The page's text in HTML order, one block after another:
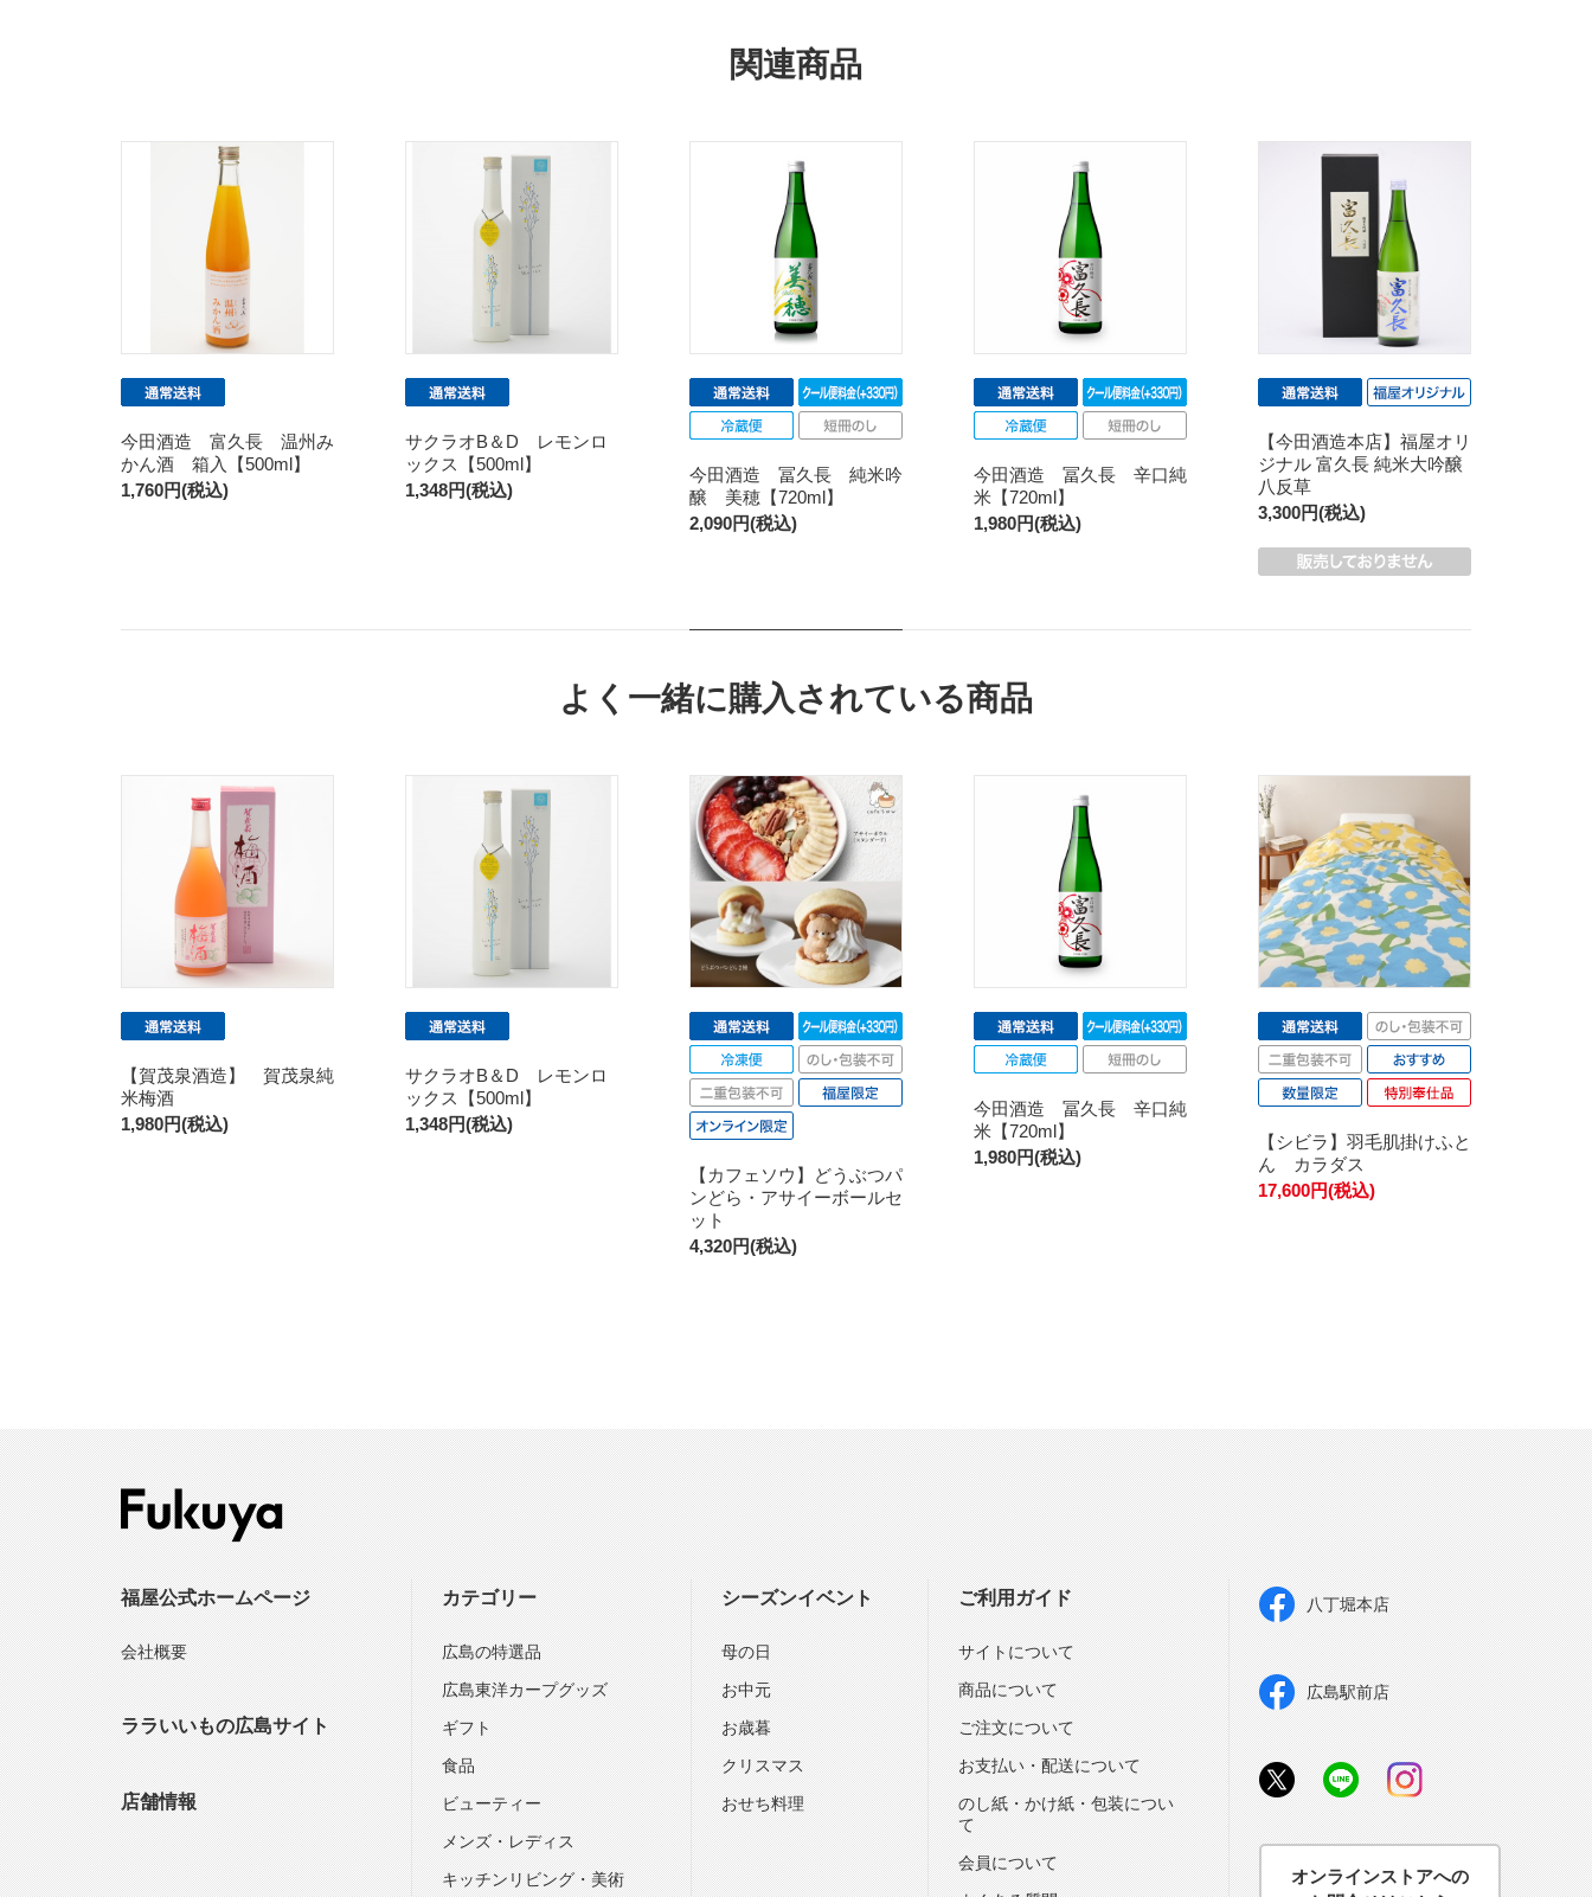
関連商品
今田酒造 富久長 温州み
かん酒 箱入【500ml】
1,760円(税込)
サクラオB＆D レモンロ
ックス【500ml】
1,348円(税込)
今田酒造 冨久長 純米吟
醸 美穂【720ml】
2,090円(税込)
今田酒造 冨久長 辛口純
米【720ml】
1,980円(税込)
【今田酒造本店】福屋オリ
ジナル 富久長 純米大吟醸
八反草
3,300円(税込)
よく一緒に購入されている商品
【賀茂泉酒造】 賀茂泉純
米梅酒
1,980円(税込)
サクラオB＆D レモンロ
ックス【500ml】
1,348円(税込)
【カフェソウ】どうぶつパ
ンどら・アサイーボールセ
ット
4,320円(税込)
今田酒造 冨久長 辛口純
米【720ml】
1,980円(税込)
【シビラ】羽毛肌掛けふと
ん カラダス
17,600円(税込)
福屋公式ホームページ
会社概要
ララいいもの広島サイト
店舗情報
カテゴリー
広島の特選品
広島東洋カープグッズ
ギフト
食品
ビューティー
メンズ・レディス
キッチンリビング・美術
シーズンイベント
母の日
お中元
お歳暮
クリスマス
おせち料理
ご利用ガイド
サイトについて
商品について
ご注文について
お支払い・配送について
のし紙・かけ紙・包装につい
て
会員について
八丁堀本店
広島駅前店
オンラインストアへの